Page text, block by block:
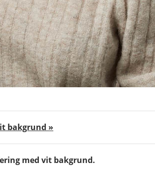
bakgrund »
med vit bakgrund.